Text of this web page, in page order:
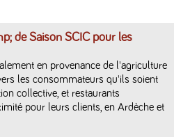
de Saison SCIC pour les
en provenance de l'agriculture
les consommateurs qu'ils soient
collective, et restaurants
pour leurs clients, en Ardèche et